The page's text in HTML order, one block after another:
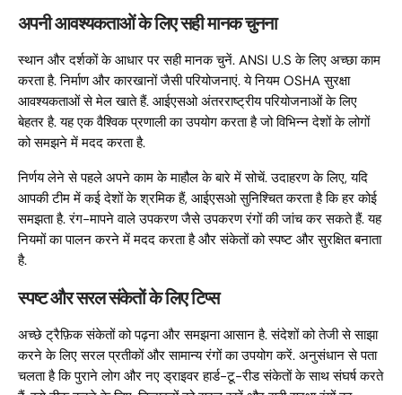
अपनी आवश्यकताओं के लिए सही मानक चुनना
स्थान और दर्शकों के आधार पर सही मानक चुनें. ANSI U.S के लिए अच्छा काम
करता है. निर्माण और कारखानों जैसी परियोजनाएं. ये नियम OSHA सुरक्षा
आवश्यकताओं से मेल खाते हैं. आईएसओ अंतरराष्ट्रीय परियोजनाओं के लिए
बेहतर है. यह एक वैश्विक प्रणाली का उपयोग करता है जो विभिन्न देशों के लोगों
को समझने में मदद करता है.
निर्णय लेने से पहले अपने काम के माहौल के बारे में सोचें. उदाहरण के लिए, यदि
आपकी टीम में कई देशों के श्रमिक हैं, आईएसओ सुनिश्चित करता है कि हर कोई
समझता है. रंग-मापने वाले उपकरण जैसे उपकरण रंगों की जांच कर सकते हैं. यह
नियमों का पालन करने में मदद करता है और संकेतों को स्पष्ट और सुरक्षित बनाता
है.
स्पष्ट और सरल संकेतों के लिए टिप्स
अच्छे ट्रैफ़िक संकेतों को पढ़ना और समझना आसान है. संदेशों को तेजी से साझा
करने के लिए सरल प्रतीकों और सामान्य रंगों का उपयोग करें. अनुसंधान से पता
चलता है कि पुराने लोग और नए ड्राइवर हार्ड-टू-रीड संकेतों के साथ संघर्ष करते